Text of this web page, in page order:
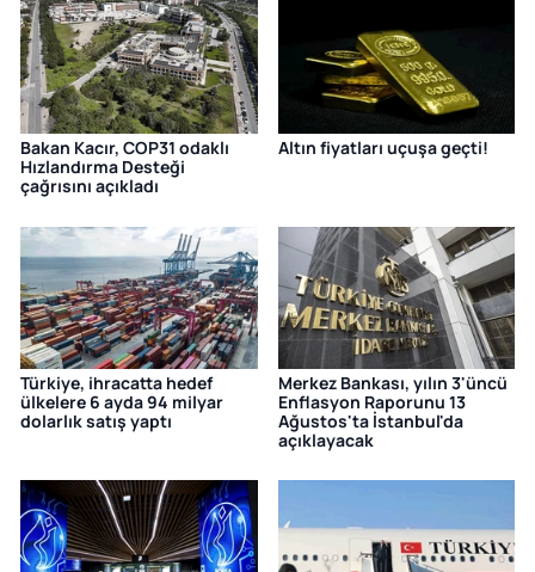
Bakan Kacır, COP31 odaklı
Hızlandırma Desteği
çağrısını açıkladı
Altın fiyatları uçuşa geçti!
Türkiye, ihracatta hedef
ülkelere 6 ayda 94 milyar
dolarlık satış yaptı
Merkez Bankası, yılın 3'üncü
Enflasyon Raporunu 13
Ağustos'ta İstanbul'da
açıklayacak